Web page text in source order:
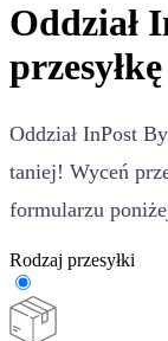
Oddział
Oddział InPost
taniej! Wyceń
formularzu
Rodzaj przesyłki